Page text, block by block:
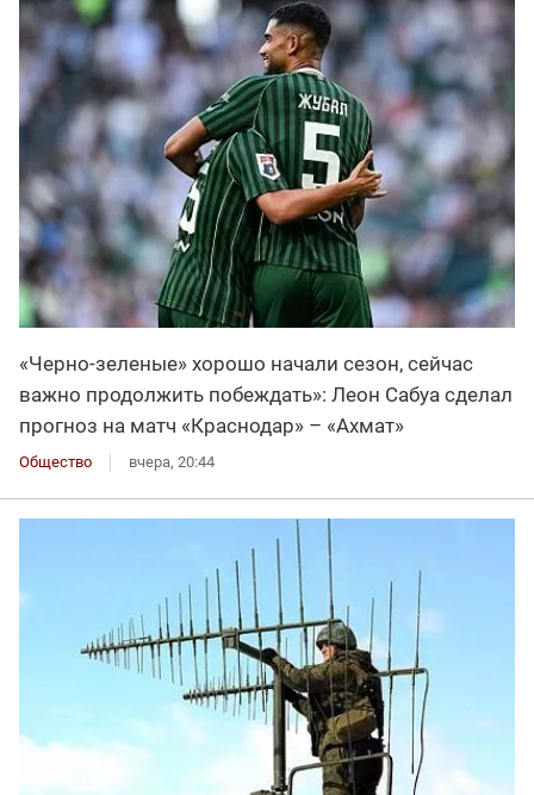
«Черно-зеленые» хорошо начали сезон, сейчас
важно продолжить побеждать»: Леон Сабуа сделал
прогноз на матч «Краснодар» – «Ахмат»
Общество вчера, 20:44